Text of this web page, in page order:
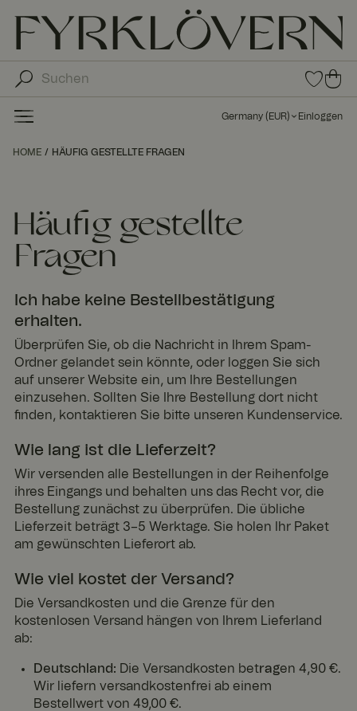
0
Arti
in
0
Art
ike
Germany ( EUR) Einloggen
HOME HÄUFIG GESTELLTE FRAGEN
Häufig gestellte
Fragen
Ich habe keine Bestellbestätigung
erhalten.
Überprüfen Sie, ob die Nachricht in Ihrem Spam-
Ordner gelandet sein könnte, oder loggen Sie sich
auf unserer Website ein, um Ihre Bestellungen
einzusehen. Sollten Sie Ihre Bestellung dort nicht
finden, kontaktieren Sie bitte unseren Kundenservice.
Wie lang ist die Lieferzeit?
Wir versenden alle Bestellungen in der Reihenfolge
ihres Eingangs und behalten uns das Recht vor, die
Bestellung zunächst zu überprüfen. Die übliche
Lieferzeit beträgt 3–5 Werktage. Sie holen Ihr Paket
am gewünschten Lieferort ab.
Wie viel kostet der Versand?
Die Versandkosten und die Grenze für den
kostenlosen Versand hängen von Ihrem Lieferland
ab:
Deutschland: Die Versandkosten betragen 4,90 €.
Wir liefern versandkostenfrei ab einem
Bestellwert von 49,00 €.